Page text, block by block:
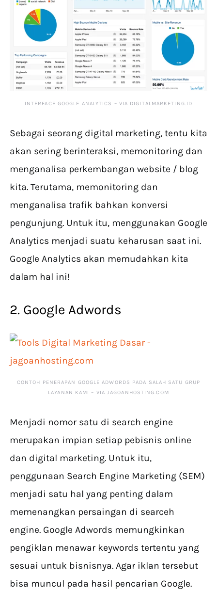
INTERFACE GOOGLE ANALYTICS – VIA DIGITALMARKETING.ID
Sebagai seorang digital marketing, tentu kita
akan sering berinteraksi, memonitoring dan
menganalisa perkembangan website / blog
kita. Terutama, memonitoring dan
menganalisa trafik bahkan konversi
pengunjung. Untuk itu, menggunakan Google
Analytics menjadi suatu keharusan saat ini.
Google Analytics akan memudahkan kita
dalam hal ini!
2. Google Adwords
CONTOH PENERAPAN GOOGLE ADWORDS PADA SALAH SATU GRUP
LAYANAN KAMI – VIA JAGOANHOSTING.COM
Menjadi nomor satu di search engine
merupakan impian setiap pebisnis online
dan digital marketing. Untuk itu,
penggunaan Search Engine Marketing (SEM)
menjadi satu hal yang penting dalam
memenangkan persaingan di searceh
engine. Google Adwords memungkinkan
pengiklan menawar keywords tertentu yang
sesuai untuk bisnisnya. Agar iklan tersebut
bisa muncul pada hasil pencarian Google.